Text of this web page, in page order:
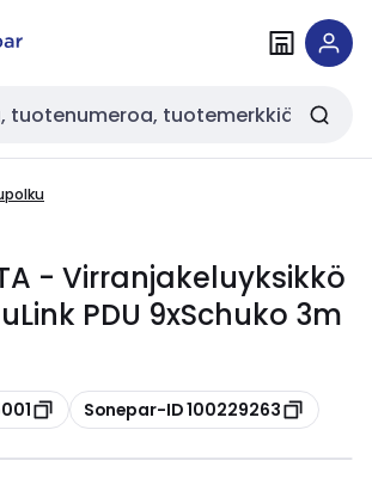
- Virranjakeluyksikkö
PDU 9xSchuko 3m
Kopioi
Sonepar-ID 100229263